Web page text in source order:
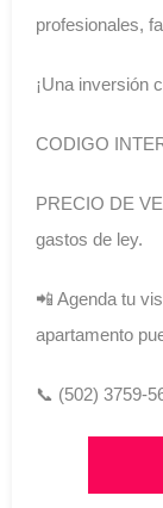
profesionales,
¡Una inversión
CODIGO
PRECIO DE
gastos de ley.
📲 Agenda tu
apartamento
📞 (502)